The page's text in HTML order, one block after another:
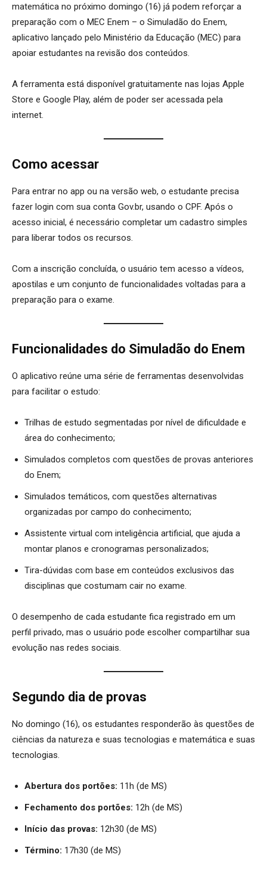
matemática no próximo domingo (16) já podem reforçar a
preparação com o MEC Enem – o Simuladão do Enem,
aplicativo lançado pelo Ministério da Educação (MEC) para
apoiar estudantes na revisão dos conteúdos.
A ferramenta está disponível gratuitamente nas lojas Apple
Store e Google Play, além de poder ser acessada pela
internet.
Como acessar
Para entrar no app ou na versão web, o estudante precisa
fazer login com sua conta Gov.br, usando o CPF. Após o
acesso inicial, é necessário completar um cadastro simples
para liberar todos os recursos.
Com a inscrição concluída, o usuário tem acesso a vídeos,
apostilas e um conjunto de funcionalidades voltadas para a
preparação para o exame.
Funcionalidades do Simuladão do Enem
O aplicativo reúne uma série de ferramentas desenvolvidas
para facilitar o estudo:
Trilhas de estudo segmentadas por nível de dificuldade e
área do conhecimento;
Simulados completos com questões de provas anteriores
do Enem;
Simulados temáticos, com questões alternativas
organizadas por campo do conhecimento;
Assistente virtual com inteligência artificial, que ajuda a
montar planos e cronogramas personalizados;
Tira-dúvidas com base em conteúdos exclusivos das
disciplinas que costumam cair no exame.
O desempenho de cada estudante fica registrado em um
perfil privado, mas o usuário pode escolher compartilhar sua
evolução nas redes sociais.
Segundo dia de provas
No domingo (16), os estudantes responderão às questões de
ciências da natureza e suas tecnologias e matemática e suas
tecnologias.
Abertura dos portões: 11h (de MS)
Fechamento dos portões: 12h (de MS)
Início das provas: 12h30 (de MS)
Término: 17h30 (de MS)